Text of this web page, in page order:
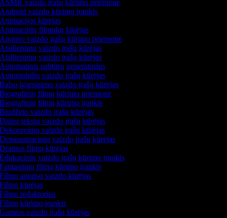
vaizdo įrašų kūrimo priemonė
vaizdo kūrimo įrankis
kūrėjas
filmukų kūrėjas
vaizdo įrašų kūrimo priemonė
vaizdo įrašų kūrėjas
vaizdo įrašų kūrėjas
subtitrų generatorius
vaizdo įrašų kūrėjas
įgarsinimo vaizdo įrašų kūrėjas
filmų kūrimo priemonė
filmų kūrimo įrankis
vaizdo įrašų kūrėjas
tekstų vaizdo įrašų kūrėjas
vaizdo įrašų kūrėjas
vaizdo įrašų kūrėjas
filmų kūrėjas
vaizdo įrašų kūrimo įrankis
filmų kūrimo įrankis
anonso vaizdo kūrėjas
kūrėjas
redaktorius
kūrimo įrankis
vaizdo įrašų kūrėjas